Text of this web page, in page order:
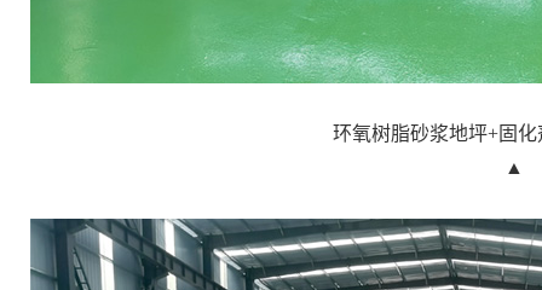
环氧树脂砂浆地坪+固
▲